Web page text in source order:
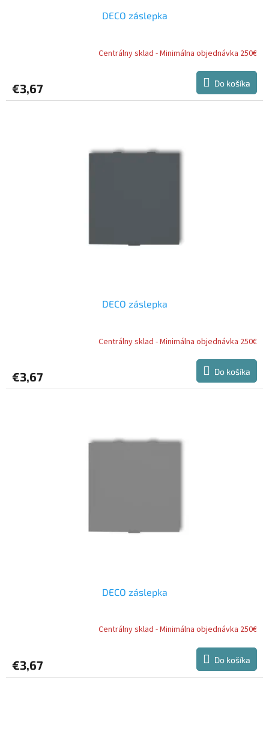
DECO záslepka
Centrálny sklad - Minimálna objednávka 250€
€3,67 Do košíka
DECO záslepka
Centrálny sklad - Minimálna objednávka 250€
€3,67 Do košíka
DECO záslepka
Centrálny sklad - Minimálna objednávka 250€
€3,67 Do košíka